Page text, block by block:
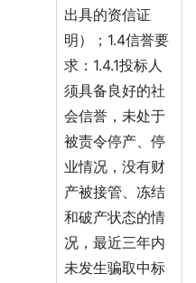
出具的资信证
明）；1.4信誉要
求：1.4.1投标人
须具备良好的社
会信誉，未处于
被责令停产、停
业情况，没有财
产被接管、冻结
和破产状态的情
况，最近三年内
未发生骗取中标